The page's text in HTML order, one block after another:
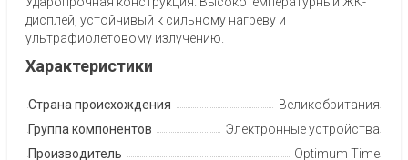
дисплей, устойчивый к сильному нагреву и
ультрафиолетовому излучению.
Характеристики
Страна происхождения
Великобритания
Группа компонентов
Электронные устройства
Производитель
Optimum Time